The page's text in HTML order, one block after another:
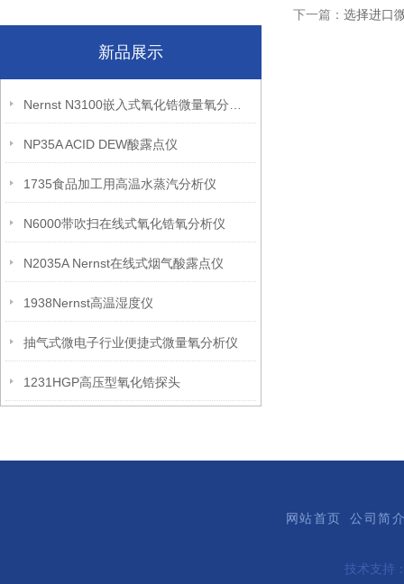
新品展示
NP35A ACID DEW酸露点仪
1735食品加工用高温水蒸汽分析仪
N6000带吹扫在线式氧化锆氧分析仪
N2035A Nernst在线式烟气酸露点仪
1938Nernst高温湿度仪
抽气式微电子行业便捷式微量氧分析仪
1231HGP高压型氧化锆探头
下一篇： 选择进口
网站首页 公司简
技术支持